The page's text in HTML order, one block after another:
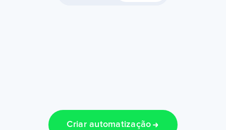
Criar automatização